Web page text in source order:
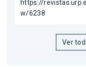
https://
w/6238
Ver